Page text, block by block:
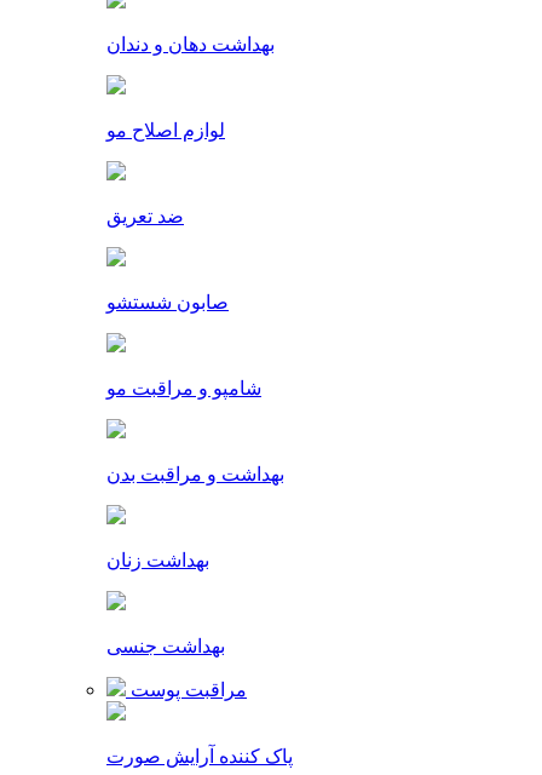
بهداشت دهان و دندان
لوازم اصلاح مو
ضد تعریق
صابون شستشو
شامپو و مراقبت مو
بهداشت و مراقبت بدن
بهداشت زنان
بهداشت جنسی
مراقبت پوست
پاک کننده آرایش صورت